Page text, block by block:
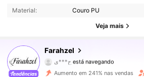
Material: Couro PU
Veja mais
Farahzel
496 Seguidores
4,79 496 Seguidores
Aumento em 241% nas vendas